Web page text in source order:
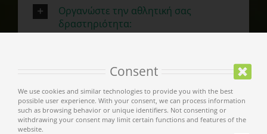
Οργανώστε την αθλητική σας
δραστηριότητα:
Consent
We use cookies and similar technologies to provide you with the best
possible user experience. With your consent, we can process information
such as browsing behavior or unique identifiers. Not consenting or
withdrawing your consent may limit certain functions and features of the
website.